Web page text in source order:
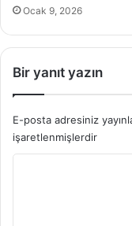
Ocak 9, 2026
Bir yanıt yazın
E-posta adresiniz
işaretlenmişlerdir